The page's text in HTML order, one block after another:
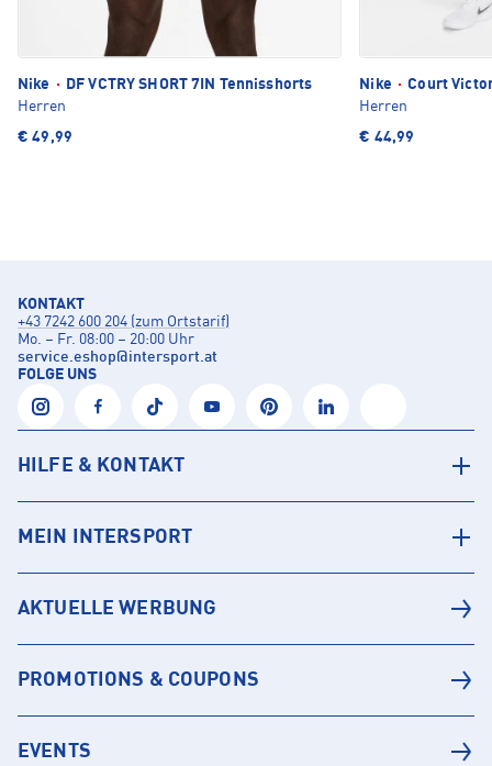
Nike ·
DF VCTRY SHORT 7IN Tennisshorts
Herren
€ 49,99
Nike · Court
Herren
€ 44,99
KONTAKT
+43 7242 600 204 (zum Ortstarif)
Mo. – Fr. 08:00 – 20:00 Uhr
service.eshop@intersport.at
FOLGE UNS
HILFE & KONTAKT
MEIN INTERSPORT
AKTUELLE WERBUNG
PROMOTIONS & COUPONS
EVENTS